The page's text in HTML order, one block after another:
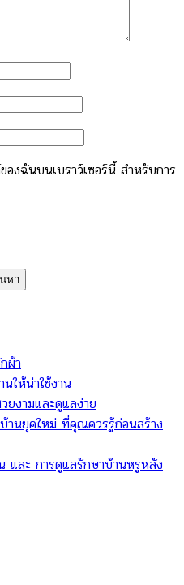
องฉันบนเบราว์เซอร์นี้ สำหรับการ
หา
ผ้า
นให้น่าใช้งาน
งามและดูแลง่าย
านยุคใหม่ ที่คุณควรรู้ก่อนสร้าง
และ การดูแลรักษาบ้านหรูหลัง